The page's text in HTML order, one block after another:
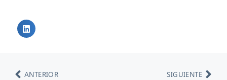
ANTERIOR SIGUIENTE